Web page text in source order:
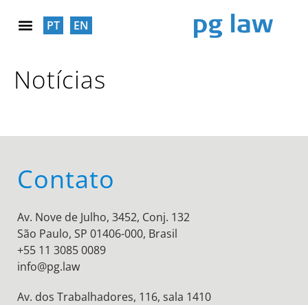
PT EN
Notícias
Contato
Av. Nove de Julho, 3452, Conj. 132
São Paulo, SP 01406-000, Brasil
+55 11 3085 0089
info@pg.law
Av. dos Trabalhadores, 116, sala 1410